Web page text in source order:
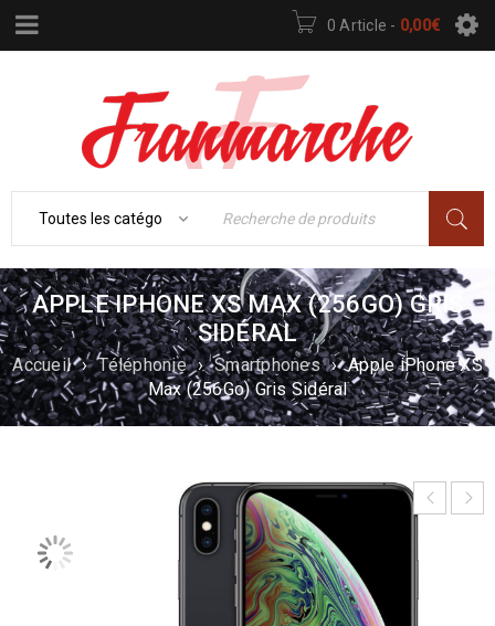
0 Article - 0,00€
APPLE IPHONE XS MAX (256GO) GRIS
SIDÉRAL
Accueil › Téléphonie › Smartphones › Apple iPhone XS
Max (256Go) Gris Sidéral